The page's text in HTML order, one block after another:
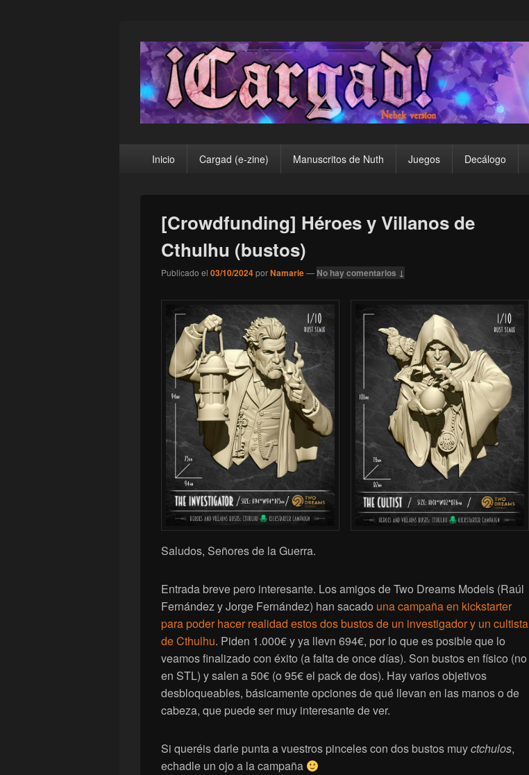
¡Cargad!
principalInicio Cargad (e-zine) Manuscritos de Nuth Juegos Decálogo
[Crowdfunding] Héroes y Villanos de
Cthulhu (bustos)
Publicado el 03/10/2024porNamarie— No hay comentarios ↓
Saludos, Señores de la Guerra.
Entrada breve pero interesante. Los amigos de Two Dreams Models (Raúl
Fernández y Jorge Fernández) han sacado una campaña en kickstarter
para poder hacer realidad estos dos bustos de un investigador y un cultista
de Cthulhu. Piden 1.000€ y ya llevn 694€, por lo que es posible que lo
veamos finalizado con éxito (a falta de once días). Son bustos en físico (no
en STL) y salen a 50€ (o 95€ el pack de dos). Hay varios objetivos
desbloqueables, básicamente opciones de qué llevan en las manos o de
cabeza, que puede ser muy interesante de ver.
Si queréis darle punta a vuestros pinceles con dos bustos muyctchulos,
echadle un ojo a la campaña